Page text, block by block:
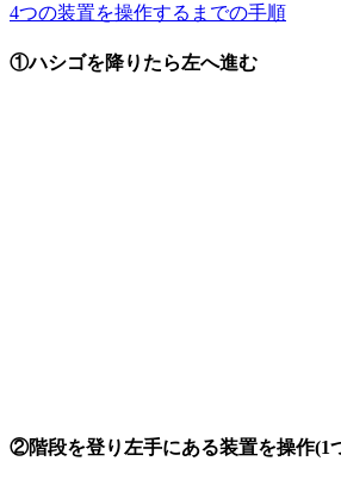
4つの装置を操作するまでの手順
①ハシゴを降りたら左へ進む
②階段を登り左手にある装置を操作(1